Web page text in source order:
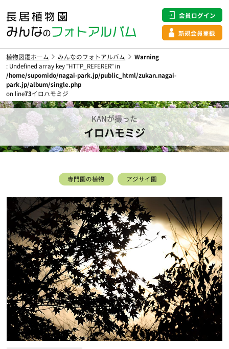
会員ログイン
新規会員登録
植物図鑑ホーム みんなのフォトアルバム
Warning
: Undefined array key "HTTP_REFERER" in
/home/supomido/nagai-park.jp/public_html/zukan.nagai-
park.jp/album/single.php
on line73イロハモミジ
KANが撮った
イロハモミジ
専門園の植物 アジサイ園